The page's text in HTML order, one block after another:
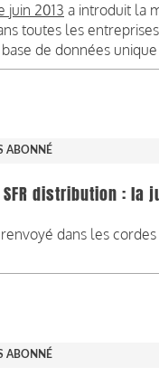
juin 2013 a introduit la
toutes les
de données unique
ABONNÉ
distribution :
dans les
ABONNÉ